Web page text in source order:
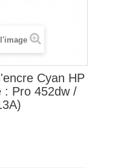
Cyan HP
: Pro 452dw /